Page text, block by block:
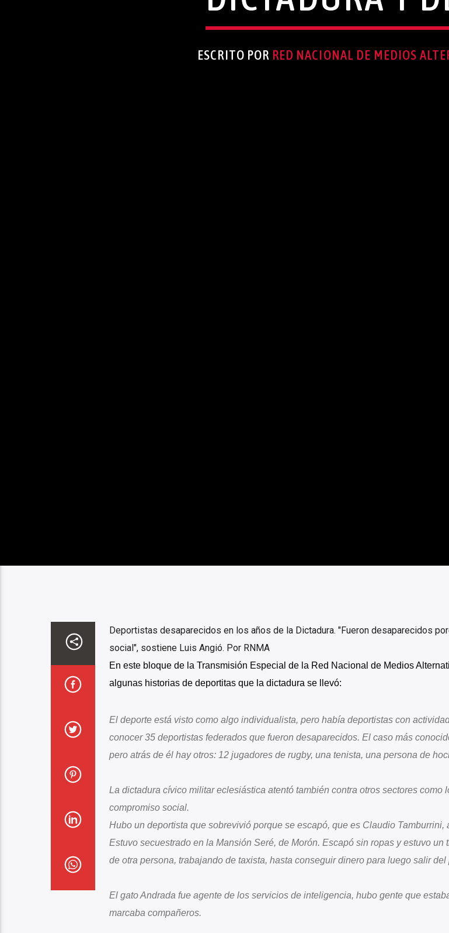
ESCRITO POR RED NACIONAL DE MEDIOS
Deportistas desaparecidos en los años de la Dictadura. "Fueron desaparecidos
social", sostiene Luis Angió. Por RNMA
En este bloque de la Transmisión Especial de la Red Nacional de Medios
algunas historias de deportitas que la dictadura se llevó:
El deporte está visto como algo individualista, pero había deportistas con
conocer 35 deportistas federados que fueron desaparecidos. El caso más
pero atrás de él hay otros: 12 jugadores de rugby, una tenista, una persona de
La dictadura cívico militar eclesiástica atentó también contra otros sectores como
compromiso social.
Hubo un deportista que sobrevivió porque se escapó, que es Claudio Tamburrini,
Estuvo secuestrado en la Mansión Seré, de Morón. Escapó sin ropas y estuvo un
de otra persona, trabajando de taxista, hasta conseguir dinero para luego salir del
El gato Andrada fue agente de los servicios de inteligencia, hubo gente que
marcaba compañeros.